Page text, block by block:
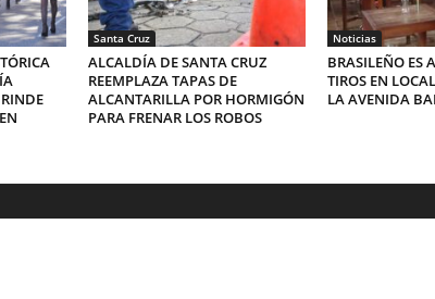
Santa Cruz
ALCALDÍA DE SANTA CRUZ
REEMPLAZA TAPAS DE
ALCANTARILLA POR HORMIGÓN
PARA FRENAR LOS ROBOS
Noticias
BRASILEÑO ES
TIROS EN
LA AVENIDA